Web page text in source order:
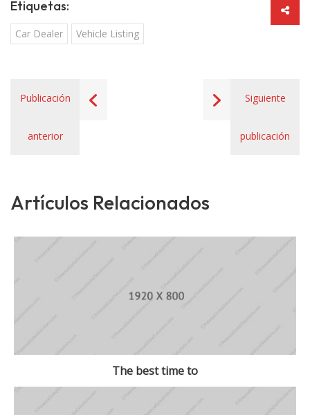
Etiquetas:
Car Dealer Vehicle Listing
Publicación
anterior
Siguiente
publicación
Artículos Relacionados
The best time to